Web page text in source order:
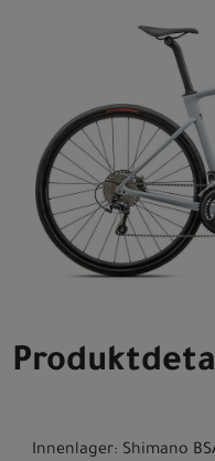
Innenlager: Shimano